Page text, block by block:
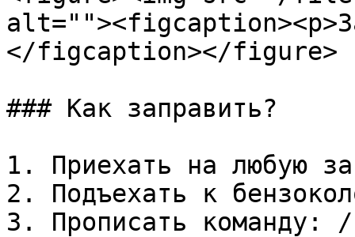
</figcaption></figure>
### Как заправить?
1. Приехать на любую
2. Подъехать к
3. Прописать команду: